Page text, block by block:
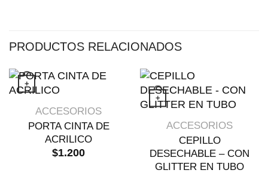
PRODUCTOS RELACIONADOS
+
VISTA RÁPIDA
ACCESORIOS
PORTA CINTA DE
ACRILICO
$1.200
+
Este
VISTA RÁPIDA
ACCESORIOS
CEPILLO
DESECHABLE – CON
GLITTER EN TUBO